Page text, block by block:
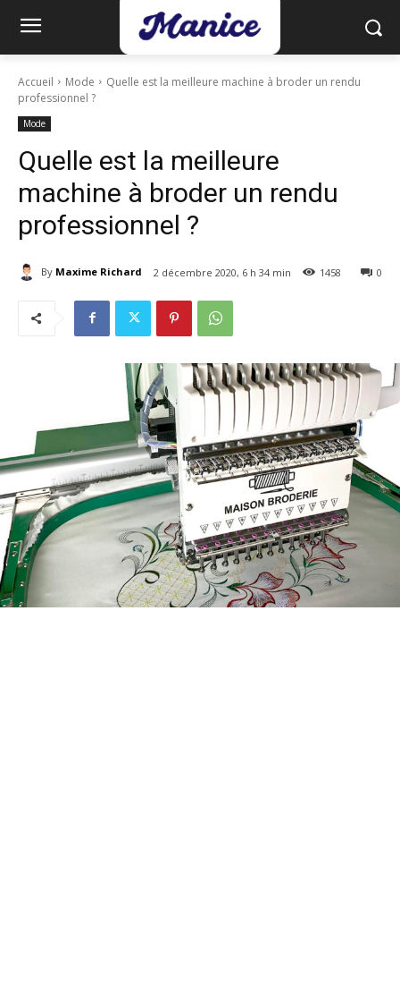
Accueil Mode
Quelle est la meilleure machine à broder un rendu
professionnel ?
Mode
Quelle est la meilleure
machine à broder un rendu
professionnel ?
By Maxime Richard 2 décembre 2020, 6 h 34 min 0
1458